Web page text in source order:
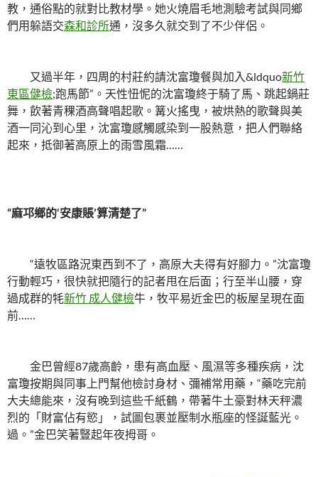
教，通俗點的就對比教材學。她火燒眉毛地測驗考試與同鄉
們用躲語交森和診所通，沒多久就交到了不少伴侶。
又過半年，四周的村莊約請沈富瓊餐與加入&ldquo新竹
東區健檢;跑馬節”。天性忸怩的沈富瓊終于騎了馬、跳起鍋莊
舞，飲著青稞酒高聲唱起歌。篝火搖曳，被烘熱的歌聲與美
酒一同沁到心里，沈富瓊感觸感染到一股熱意，把人們聯絡
起來，抵御著高原上的雨雪風霜……
“麻邛鄉的‘安康賬’算清楚了”
“遠牧區路況東西到不了，高原大夫得有好腳力。”沈富瓊
行動輕巧，很快就把隨行的記者甩在后面；行至半山腰，穿
過成群的牦新竹 成人健檢牛，牧平易近金巴的板屋呈現在面
前……
金巴曾經87歲高齡，患有高血壓、風濕等多種疾病，沈
富瓊按期與同事上門幫他檢討身材、彌補常用藥，“藥吃完前
大夫總能來，沒有晚到這些千紙鶴，帶著牛土豪對林天秤濃
烈的「財富佔有慾」，試圖包裹並壓制水瓶座的怪誕藍光。
過。”金巴笑著豎起年夜拇哥。